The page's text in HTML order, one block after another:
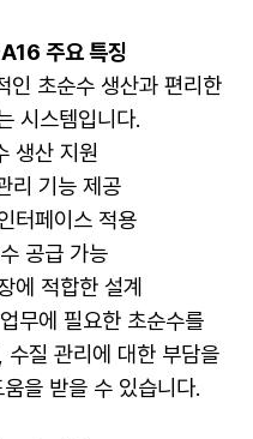
주요 특징
초순수 생산과 편리한
시스템입니다.
생산 지원
리 기능 제공
터페이스 적용
공급 가능
에 적합한 설계
무에 필요한 초순수를
수질 관리에 대한 부담을
을 받을 수 있습니다.